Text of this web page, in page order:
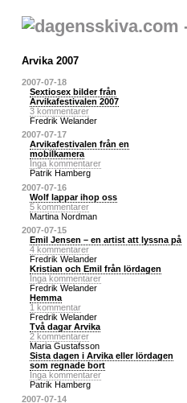
Arvika 2007
2007-07-18
Sextiosex bilder från
Arvikafestivalen 2007
3 kommentarer
Fredrik Welander
2007-07-17
Arvikafestivalen från en
mobilkamera
Inga kommentarer
Patrik Hamberg
2007-07-16
Wolf lappar ihop oss
5 kommentarer
Martina Nordman
2007-07-15
Emil Jensen – en artist att lyssna på
4 kommentarer
Fredrik Welander
Kristian och Emil från lördagen
Inga kommentarer
Fredrik Welander
Hemma
1 kommentar
Fredrik Welander
Två dagar Arvika
2 kommentarer
Maria Gustafsson
Sista dagen i Arvika eller lördagen
som regnade bort
Inga kommentarer
Patrik Hamberg
2007-07-14